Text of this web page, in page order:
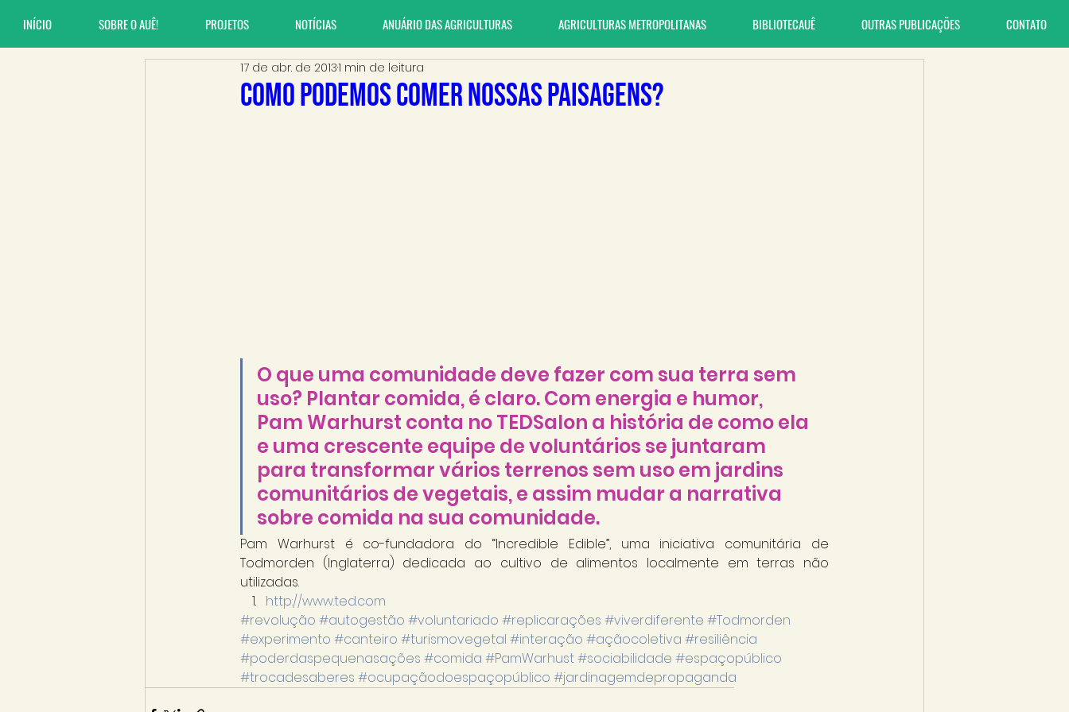
INÍCIO SOBRE O AUÊ! PROJETOS NOTÍCIAS ANUÁRIO DAS AGRICULTURAS AGRICULTURAS METROPOLITANAS BIBLIOTECAUÊ OUTRAS PUBLICAÇÕES CONTATO
Como podemos comer nossas paisagens?
17 de abr. de 20131 min de leitura
O que uma comunidade deve fazer com sua terra sem
uso? Plantar comida, é claro. Com energia e humor,
Pam Warhurst conta no TEDSalon a história de como ela
e uma crescente equipe de voluntários se juntaram
para transformar vários terrenos sem uso em jardins
comunitários de vegetais, e assim mudar a narrativa
sobre comida na sua comunidade.
Pam Warhurst é co-fundadora do “Incredible Edible”, uma iniciativa comunitária de
Todmorden (Inglaterra) dedicada ao cultivo de alimentos localmente em terras não
utilizadas.
http://www.ted.com
#revolução #autogestão #voluntariado #replicarações #viverdiferente #Todmorden
#experimento #canteiro #turismovegetal #interação #açãocoletiva #resiliência
#poderdaspequenasações #comida #PamWarhust#sociabilidade #espaçopúblico
#trocadesaberes #ocupaçãodoespaçopúblico #jardinagemdepropaganda